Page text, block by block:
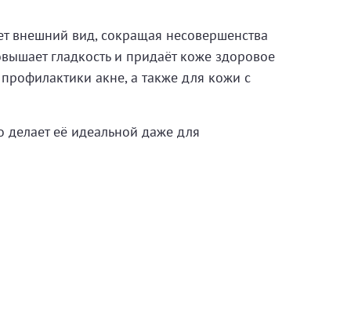
внешний вид, сокращая несовершенства
гладкость и придаёт коже здоровое
акне, а также для кожи с
делает её идеальной даже для